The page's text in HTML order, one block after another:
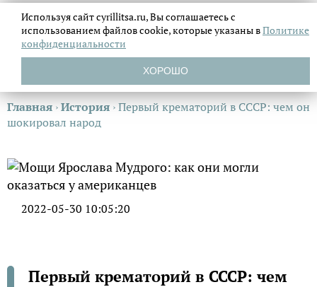
Главная ›История ›Первый крематорий в СССР: чем он
шокировал народ
2022-05-30 10:05:20
Первый крематорий в СССР: чем
Используя сайт cyrillitsa.ru, Вы соглашаетесь с
использованием файловcookie, которые указаны вПолитике
конфиденциальности
ХОРОШО